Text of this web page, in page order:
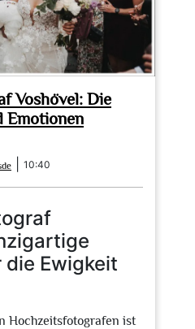
Voshövel: Die
Emotionen
erwinadamsde
10:40
Ewigkeit
Hochzeitsfotografen ist